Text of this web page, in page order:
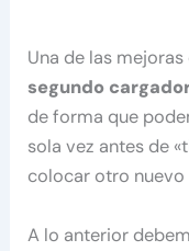
Una de las
segundo
de forma que
sola vez antes de
colocar otro nuevo
A lo anterior